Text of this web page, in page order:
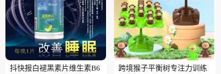
抖快报白褪黑素片维生素B6
跨境猴子平衡树专注力训练